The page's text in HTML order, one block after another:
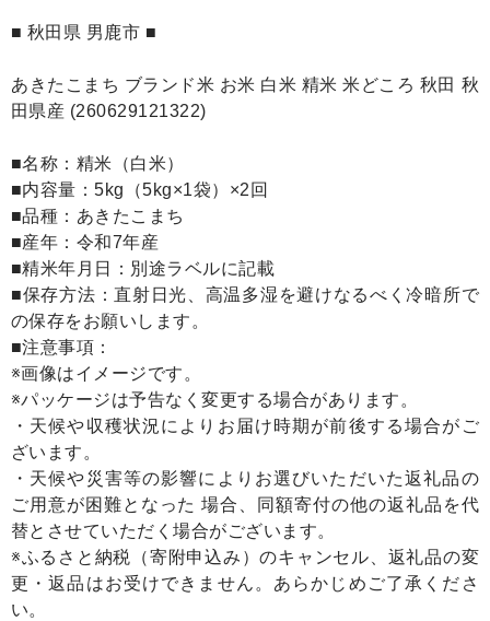
■ 秋田県 男鹿市 ■
あきたこまち ブランド米 お米 白米 精米 米どころ 秋田 秋
田県産 (260629121322)
■名称：精米（白米）
■内容量：5kg（5kg×1袋）×2回
■品種：あきたこまち
■産年：令和7年産
■精米年月日：別途ラベルに記載
■保存方法：直射日光、高温多湿を避けなるべく冷暗所で
の保存をお願いします。
■注意事項：
※画像はイメージです。
※パッケージは予告なく変更する場合があります。
・天候や収穫状況によりお届け時期が前後する場合がご
ざいます。
・天候や災害等の影響によりお選びいただいた返礼品の
ご用意が困難となった 場合、同額寄付の他の返礼品を代
替とさせていただく場合がございます。
※ふるさと納税（寄附申込み）のキャンセル、返礼品の変
更・返品はお受けできません。あらかじめご了承くださ
い。